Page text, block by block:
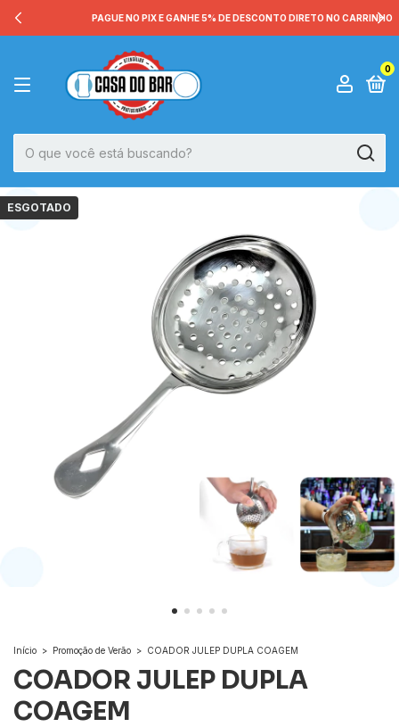
PAGUE NO PIX E GANHE 5% DE DESCONTO DIRETO NO CARRINHO
0
ESGOTADO
Início > Promoção de Verão > COADOR JULEP DUPLA COAGEM
COADOR JULEP DUPLA
COAGEM